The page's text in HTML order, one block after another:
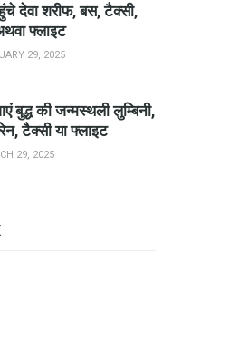
देवा शरीफ, बस, टैक्सी,
फ्लाइट
29, 2025
बुद्ध की जन्मस्थली लुम्बिनी,
टैक्सी या फ्लाइट
29, 2025